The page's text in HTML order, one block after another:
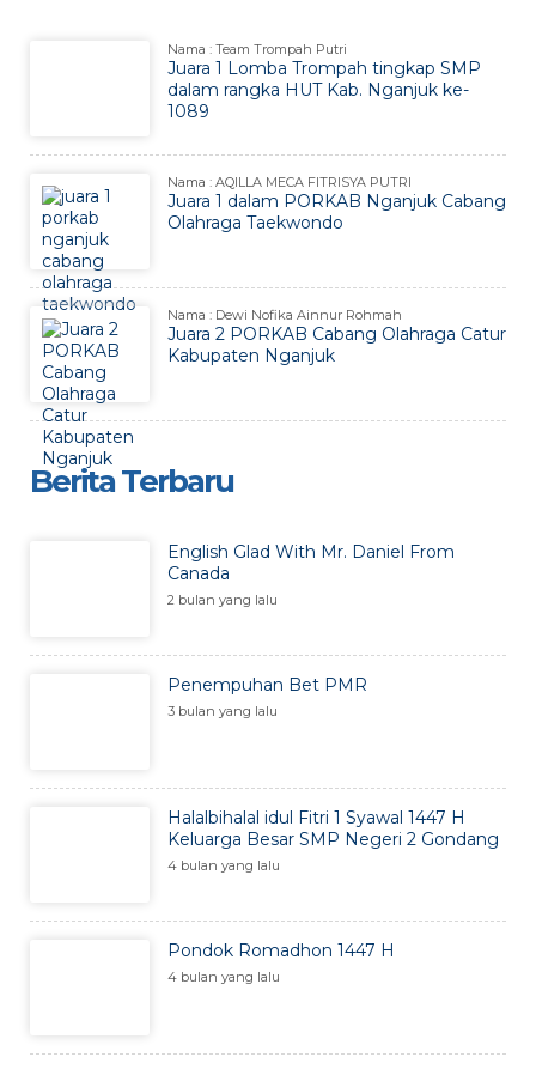
Nama : Team Trompah Putri
Juara 1 Lomba Trompah tingkap SMP
dalam rangka HUT Kab. Nganjuk ke-
1089
Nama : AQILLA MECA FITRISYA PUTRI
Juara 1 dalam PORKAB Nganjuk Cabang
Olahraga Taekwondo
Nama : Dewi Nofika Ainnur Rohmah
Juara 2 PORKAB Cabang Olahraga Catur
Kabupaten Nganjuk
Berita Terbaru
English Glad With Mr. Daniel From
Canada
2 bulan yang lalu
Penempuhan Bet PMR
3 bulan yang lalu
Halalbihalal idul Fitri 1 Syawal 1447 H
Keluarga Besar SMP Negeri 2 Gondang
4 bulan yang lalu
Pondok Romadhon 1447 H
4 bulan yang lalu